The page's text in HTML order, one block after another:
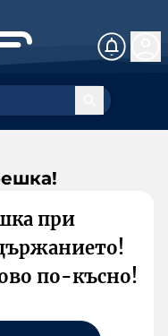
при
по-късно!